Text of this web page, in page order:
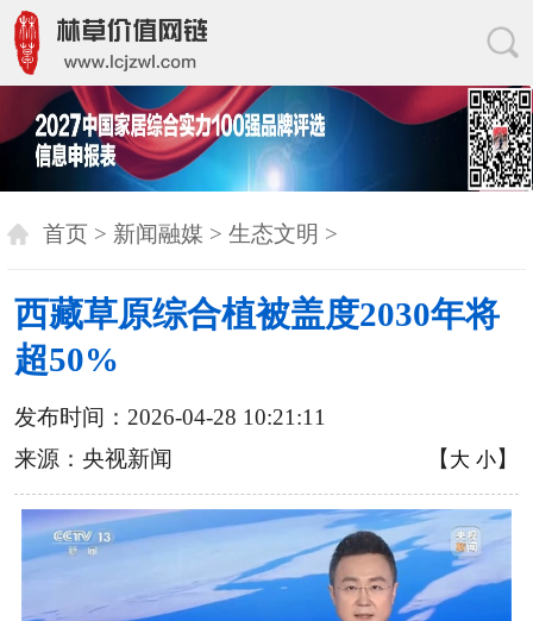
首页 > 新闻融媒 > 生态文明 >
西藏草原综合植被盖度2030年将
超50%
发布时间：2026-04-28 10:21:11
来源：央视新闻
【 大 小】